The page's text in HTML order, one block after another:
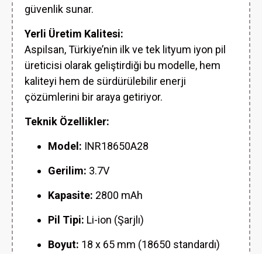
güvenlik sunar.
Yerli Üretim Kalitesi:
Aspilsan, Türkiye’nin ilk ve tek lityum iyon pil
üreticisi olarak geliştirdiği bu modelle, hem
kaliteyi hem de sürdürülebilir enerji
çözümlerini bir araya getiriyor.
Teknik Özellikler:
Model: INR18650A28
Gerilim: 3.7V
Kapasite: 2800 mAh
Pil Tipi: Li-ion (Şarjlı)
Boyut: 18 x 65 mm (18650 standardı)